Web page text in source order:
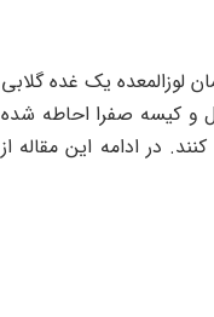
لوزالمعده یک غده گلابی
کبد، طحال و کیسه صفرا احاطه شده
در ادامه این مقاله از